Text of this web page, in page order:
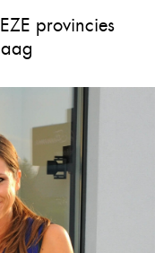
provincies